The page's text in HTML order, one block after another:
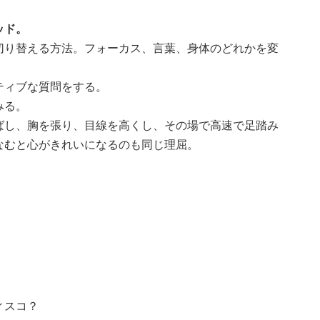
。
替える方法。フォーカス、言葉、身体のどれかを変
ブな質問をする。
。
、胸を張り、目線を高くし、その場で高速で足踏み
と心がきれいになるのも同じ理屈。
コ？